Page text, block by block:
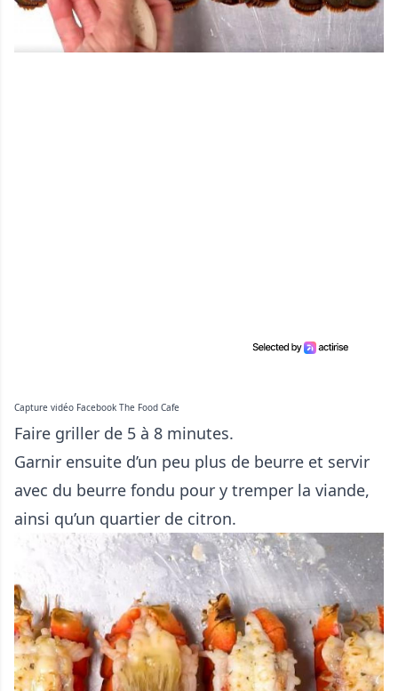
Capture vidéo Facebook The Food Cafe
Faire griller de 5 à 8 minutes.
Garnir ensuite d’un peu plus de beurre et servir
avec du beurre fondu pour y tremper la viande,
ainsi qu’un quartier de citron.